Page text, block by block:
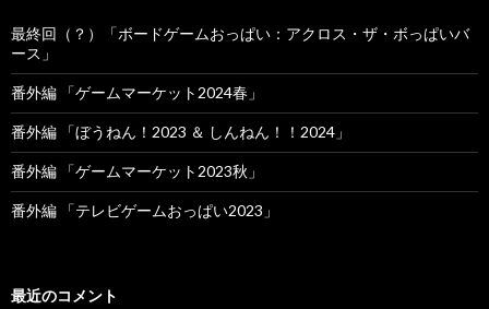
最終回（？）「ボードゲームおっぱい：アクロス・ザ・ボっぱいバ
ース」
番外編 「ゲームマーケット2024春」
番外編 「ぼうねん！2023 ＆ しんねん！！2024」
番外編 「ゲームマーケット2023秋」
番外編 「テレビゲームおっぱい2023」
最近のコメント